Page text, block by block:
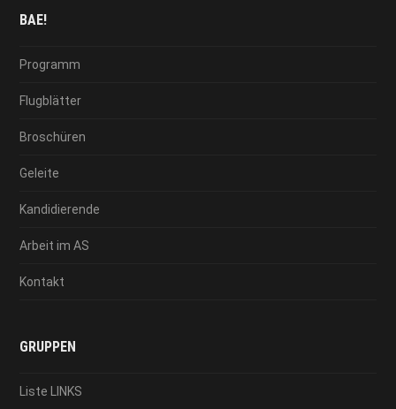
BAE!
Programm
Flugblätter
Broschüren
Geleite
Kandidierende
Arbeit im AS
Kontakt
GRUPPEN
Liste LINKS